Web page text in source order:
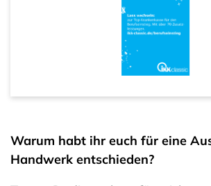
Warum habt ihr euch für eine
Handwerk entschieden?